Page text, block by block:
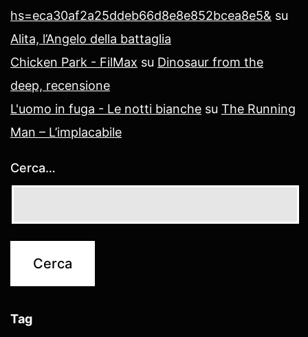
hs=eca30af2a25ddeb66d8e8e852bcea8e5& su
Alita, l’Angelo della battaglia
Chicken Park - FilMax su Dinosaur from the
deep, recensione
L'uomo in fuga - Le notti bianche su The Running
Man – L’implacabile
Cerca…
Tag